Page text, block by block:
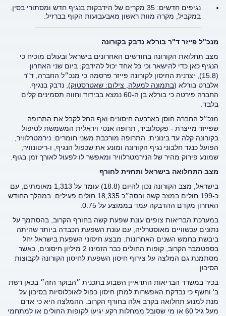
נגיפים חדשים: 35 מקרים של הידבקות בנגיף חדש ומסתורי בסין.
במקביל, מקרה מוות ראשון מאבעבועות הקוף בברזיל.
מנכ"ל פייזר ד"ר בורלא נדבק בקורונה
מצב תחלואת הקורונה בחודשים האחרונים בישראל ובעולם מוכיח כי
הנגיף כאן כדי להישאר וכי כל אחד יכול להידבק: ביום שני האחרון
(15.8), יצרנית החיסון לקורונה פייזר פרסמה כי מנכ״ל החברה, ד"ר
אלברט בורלא (בתמונה למעלה, צילום: שאטרסטוק), נדבק בנגיף.
החברה פירטה כי בורלא בן ה-60 נמצא בבידוד וחווה תסמינים קלים
בלבד.
מנכ״ל החברה חוסן בארבעה חיסונים ואף החל לקבל את התרופה
שפייזר מייצרת - פקסלוביד, תרופה אנטי ויראלית המשמשת לטיפול
בקורונה קלה עד בינונית. התרופה מורכבת משני חומרים: נירמטרלוויר,
הפועל כנגד חלבוני נגיף הקורונה ומונע את שכפול הנגיף, ו-ריטונוויר,
שמונע פירוק מהיר של הנירמטרלוויר ומאפשר לו לפעול לאורך זמן בגוף.
מצב התחלואה בישראל ותחזית לחורף
בישראל, מצב הקורונה נכון להיום (18.8) עומד על 1,313 מאומתים, עם
כ-199 חולים במצב קשה ובסה״כ 18,335 חולים פעילים. במהלך החודש
האחרון מקדם ההדבקה עמד בממוצע על 0.75.
במערכת הבריאות צופים עונת שפעת קשה בחורף הקרוב, בהסתמך על
נתונים עכשוויים מאוסטרליה, עם עונת השפעת הכבדה ביותר שהיתה
ביבשת בחמש השנים האחרונות. מבצע חיסוני השפעת בישראל יחל
בספטמבר הקרוב, קופות החולים כבר הזמינו 2 מיליון חיסונים, כאשר
מסתמנת גם המלצה על צירוף חיסון השפעת לחיסון הקורונה לקבוצות
הסיכון.
בכיר במשרד הבריאות התראיין השבוע בתכנית ״הבוקר הזה״ בכאן רשת
ב' וחשף כי נבדקת האפשרות למתן חיסון כפול לאוכלוסיות בסיכון על
מנת למנוע תחלואה בקרב אלה בחורף הקרוב. ההמלצה היא כי אדם
מעל גיל 60 או מי שסובל ממחלות רקע יגיעו לקופות החולים או למתחמי